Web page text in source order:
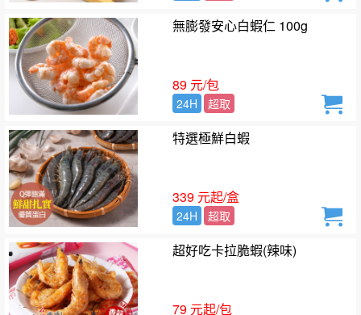
無膨發安心白蝦仁 100g
89 元/包
24H 超取
特選極鮮白蝦
339 元起/盒
24H 超取
超好吃卡拉脆蝦(辣味)
79 元起/包